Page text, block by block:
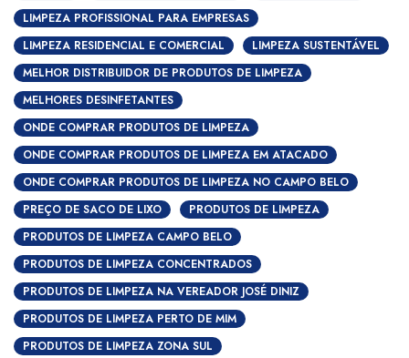
LIMPEZA PROFISSIONAL PARA EMPRESAS
LIMPEZA RESIDENCIAL E COMERCIAL
LIMPEZA SUSTENTÁVEL
MELHOR DISTRIBUIDOR DE PRODUTOS DE LIMPEZA
MELHORES DESINFETANTES
ONDE COMPRAR PRODUTOS DE LIMPEZA
ONDE COMPRAR PRODUTOS DE LIMPEZA EM ATACADO
ONDE COMPRAR PRODUTOS DE LIMPEZA NO CAMPO BELO
PREÇO DE SACO DE LIXO
PRODUTOS DE LIMPEZA
PRODUTOS DE LIMPEZA CAMPO BELO
PRODUTOS DE LIMPEZA CONCENTRADOS
PRODUTOS DE LIMPEZA NA VEREADOR JOSÉ DINIZ
PRODUTOS DE LIMPEZA PERTO DE MIM
PRODUTOS DE LIMPEZA ZONA SUL